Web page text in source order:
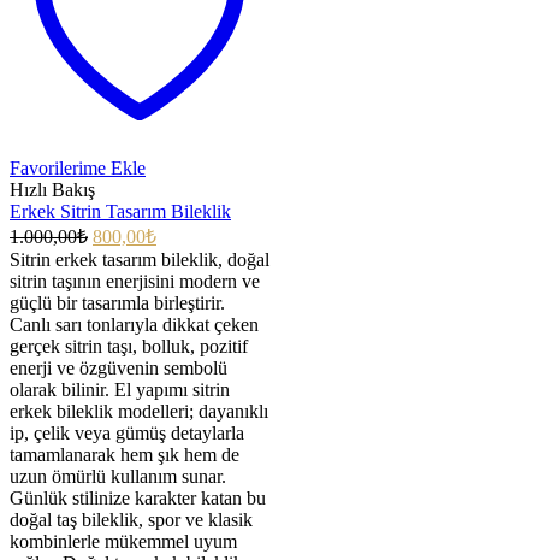
Favorilerime Ekle
Hızlı Bakış
Erkek Sitrin Tasarım Bileklik
1.000,00₺ 800,00₺
Sitrin erkek tasarım bileklik, doğal
sitrin taşının enerjisini modern ve
güçlü bir tasarımla birleştirir.
Canlı sarı tonlarıyla dikkat çeken
gerçek sitrin taşı, bolluk, pozitif
enerji ve özgüvenin sembolü
olarak bilinir. El yapımı sitrin
erkek bileklik modelleri; dayanıklı
ip, çelik veya gümüş detaylarla
tamamlanarak hem şık hem de
uzun ömürlü kullanım sunar.
Günlük stilinize karakter katan bu
doğal taş bileklik, spor ve klasik
kombinlerle mükemmel uyum